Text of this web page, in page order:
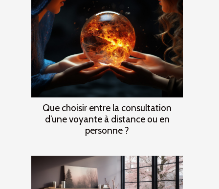
Que choisir entre la consultation
d’une voyante à distance ou en
personne ?